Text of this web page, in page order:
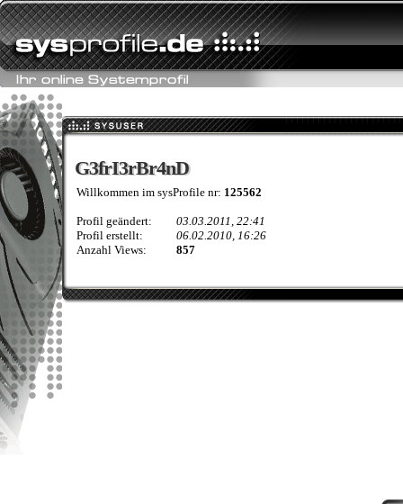
G3frI3rBr4nD
G3frI3rBr4nD
Willkommen im sysProfile nr: 125562
Profil geändert:
03.03.2011, 22:41
Profil erstellt:
06.02.2010, 16:26
Anzahl Views:
857